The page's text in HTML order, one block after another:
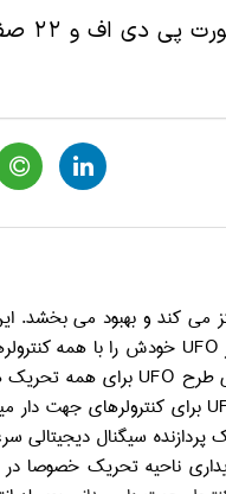
این
می کند و بهبود می بخشد.
UFO خودش را با همه
طرح UFO برای همه تحریک
برای کنترولرهای جهت دار
سیگنال دیجیتالی
ناحیه تحریک خصوصا